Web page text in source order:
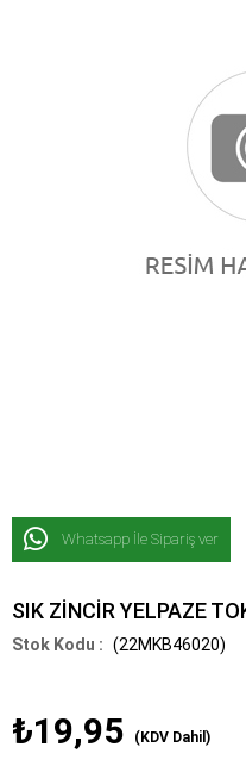
Whatsapp İle Sipariş ver
SIK ZİNCİR YELPAZE
(22MKB46020)
₺19,95 (KDV Dahil)